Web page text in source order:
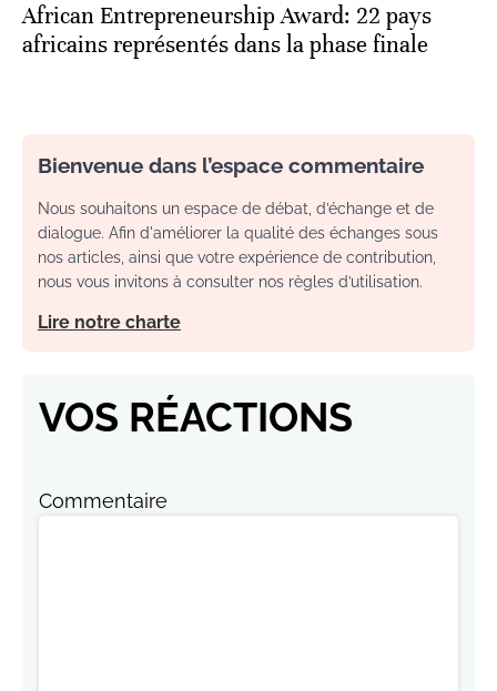
African Entrepreneurship Award: 22 pays
africains représentés dans la phase finale
Bienvenue dans l’espace commentaire
Nous souhaitons un espace de débat, d’échange et de
dialogue. Afin d'améliorer la qualité des échanges sous
nos articles, ainsi que votre expérience de contribution,
nous vous invitons à consulter nos règles d’utilisation.
Lire notre charte
VOS RÉACTIONS
Commentaire